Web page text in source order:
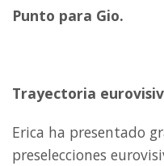
Punto para Gio.
Trayectoria
Erica ha presentado
preselecciones